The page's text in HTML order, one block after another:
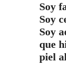
Soy
Soy
Soy
que
piel